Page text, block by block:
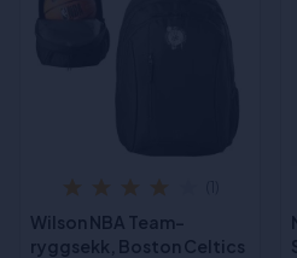
Wilson NBA Team-
ryggsekk, Boston Celtics